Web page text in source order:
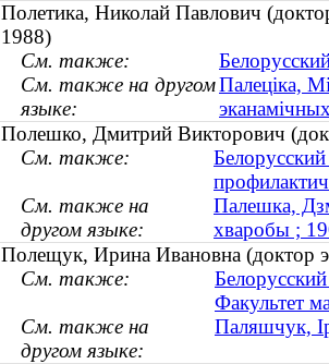
Полетика, Николай Павлович
1988)
См. также:
См. также на другом
языке:
Палеціка,
Полешко, Дмитрий Викторович
См. также:
См. также на
другом языке:
Палешка,
хваробы ;
Полещук, Ирина Ивановна (доктор
См. также:
Факультет
См. также на
другом языке:
Паляшчук,